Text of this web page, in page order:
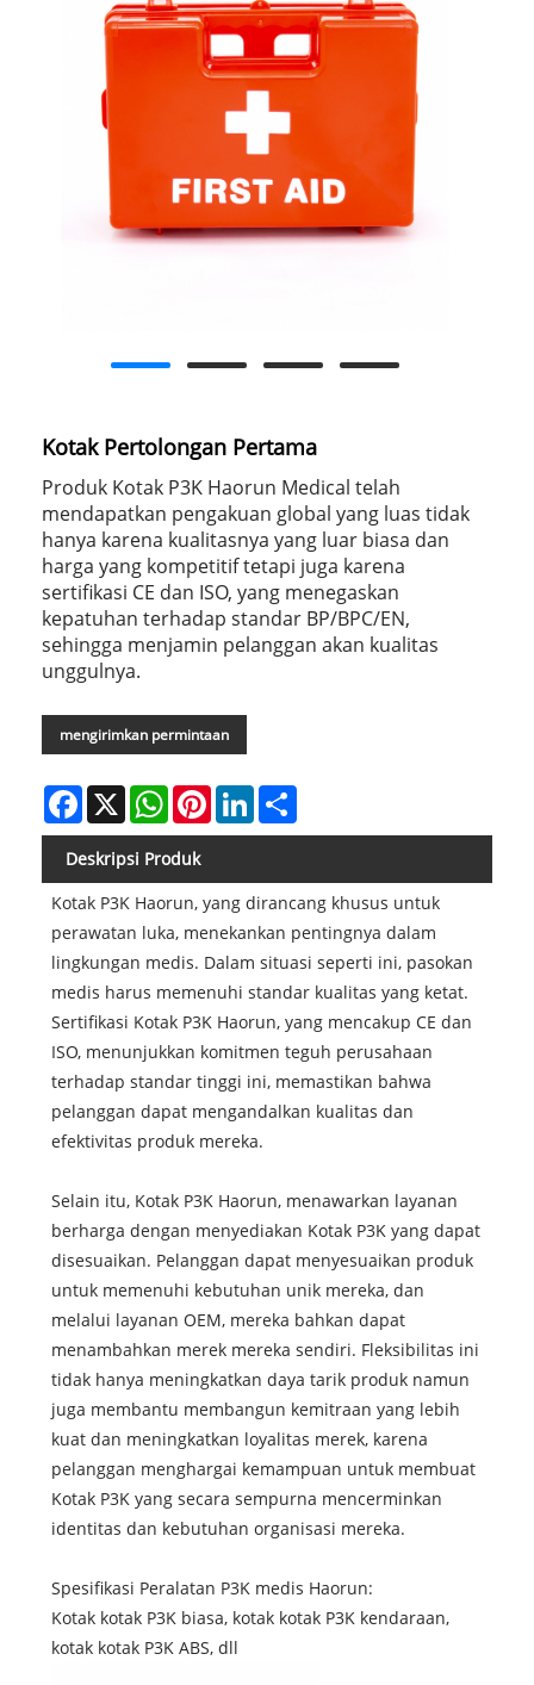
Kotak Pertolongan Pertama
Produk Kotak P3K Haorun Medical telah
mendapatkan pengakuan global yang luas tidak
hanya karena kualitasnya yang luar biasa dan
harga yang kompetitif tetapi juga karena
sertifikasi CE dan ISO, yang menegaskan
kepatuhan terhadap standar BP/BPC/EN,
sehingga menjamin pelanggan akan kualitas
unggulnya.
mengirimkan permintaan
Facebook
X WhatsAppPinterestLinkedIn
Deskripsi Produk
Kotak P3K Haorun, yang dirancang khusus untuk
perawatan luka, menekankan pentingnya dalam
lingkungan medis. Dalam situasi seperti ini, pasokan
medis harus memenuhi standar kualitas yang ketat.
Sertifikasi Kotak P3K Haorun, yang mencakup CE dan
ISO, menunjukkan komitmen teguh perusahaan
terhadap standar tinggi ini, memastikan bahwa
pelanggan dapat mengandalkan kualitas dan
efektivitas produk mereka.
Selain itu, Kotak P3K Haorun, menawarkan layanan
berharga dengan menyediakan Kotak P3K yang dapat
disesuaikan. Pelanggan dapat menyesuaikan produk
untuk memenuhi kebutuhan unik mereka, dan
melalui layanan OEM, mereka bahkan dapat
menambahkan merek mereka sendiri. Fleksibilitas ini
tidak hanya meningkatkan daya tarik produk namun
juga membantu membangun kemitraan yang lebih
kuat dan meningkatkan loyalitas merek, karena
pelanggan menghargai kemampuan untuk membuat
Kotak P3K yang secara sempurna mencerminkan
identitas dan kebutuhan organisasi mereka.
Spesifikasi Peralatan P3K medis Haorun:
Kotak kotak P3K biasa, kotak kotak P3K kendaraan,
kotak kotak P3K ABS, dll